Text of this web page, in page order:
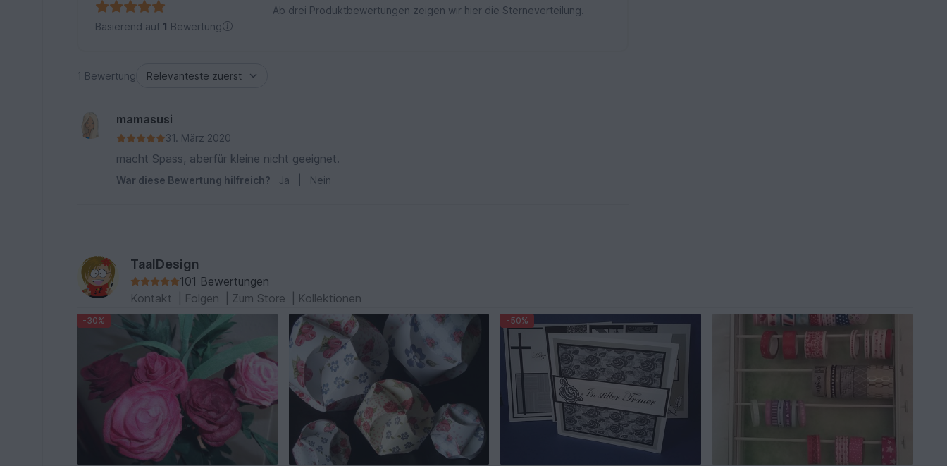
Basierend auf 1 Bewertung
Ab drei Produktbewertungen zeigen wir hier die Sterneverteilung.
1 Bewertung
mamasusi
31. März 2020
macht Spass, aberfür kleine nicht geeignet.
War diese Bewertung hilfreich? Ja Nein
TaalDesign
101 Bewertungen
Kontakt
Folgen Zum Store Kollektionen
-30% -50%